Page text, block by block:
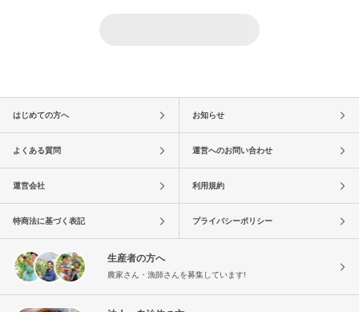
はじめての方へ お知らせ
よくある質問 運営へのお問い合わせ
運営会社 利用規約
特商法に基づく表記 プライバシーポリシー
生産者の方へ
農家さん・漁師さんを募集しています!